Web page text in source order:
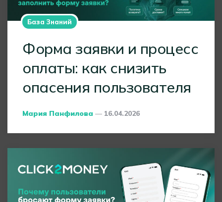
База Знаний
Форма заявки и процесс
оплаты: как снизить
опасения пользователя
Posted
Мария Панфилова 16.04.2026